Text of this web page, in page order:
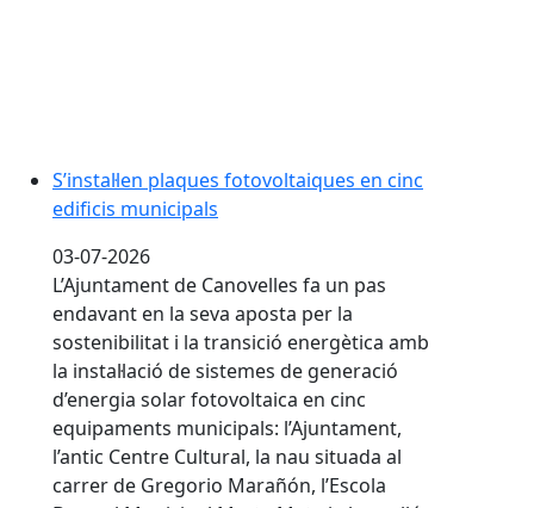
S’instal·len plaques fotovoltaiques en cinc
edificis municipals
03-07-2026
L’Ajuntament de Canovelles fa un pas
endavant en la seva aposta per la
sostenibilitat i la transició energètica amb
la instal·lació de sistemes de generació
d’energia solar fotovoltaica en cinc
equipaments municipals: l’Ajuntament,
l’antic Centre Cultural, la nau situada al
carrer de Gregorio Marañón, l’Escola